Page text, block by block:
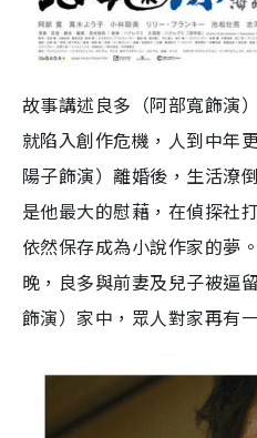
故事講述良多（阿部寬飾演
就陷入創作危機，人到中年
陽子飾演）離婚後，生活潦
是他最大的慰藉，在偵探社
依然保存成為小說作家的夢
晚，良多與前妻及兒子被逼
飾演）家中，眾人對家再有